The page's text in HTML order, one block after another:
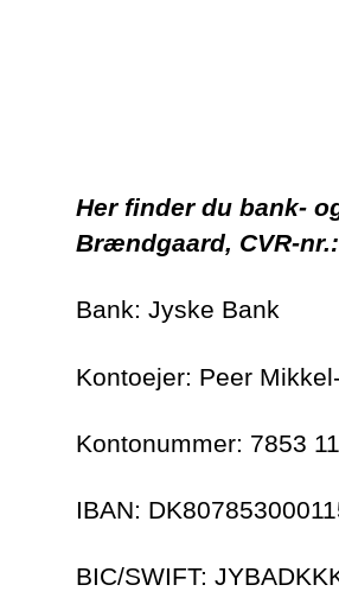
Her finder du bank-
Brændgaard, CVR-
Bank: Jyske Bank
Kontoejer: Peer
Kontonummer: 7853
IBAN:
BIC/SWIFT: